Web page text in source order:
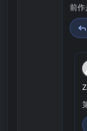
前作